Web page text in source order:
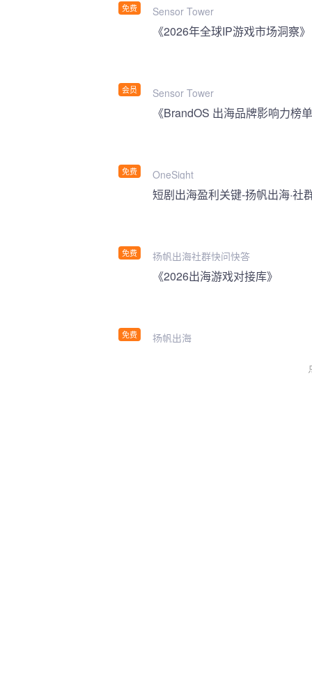
免费 Sensor Tower
会员
《2026年全球IP游戏市场洞察》
Sensor Tower
免费
《BrandOS 出海品牌影响力榜
OneSight
免费
短剧出海盈利关键-扬帆出海·社
扬帆出海社群快问快答
免费
《2026出海游戏对接库》
扬帆出海